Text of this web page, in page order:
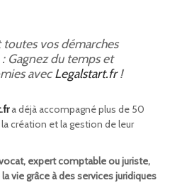
vos démarches
Gagnez du temps et
avecLegalstart.fr!
a déjà accompagné plus de 50
création et la gestion de leur
expert comptable ou juriste,
vie grâce à des services juridiques